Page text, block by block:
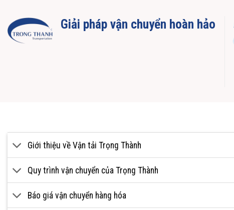
Giải pháp vận chuyển hoàn hảo
Giới thiệu về Vận tải Trọng Thành
Quy trình vận chuyển của Trọng Thành
Báo giá vận chuyển hàng hóa